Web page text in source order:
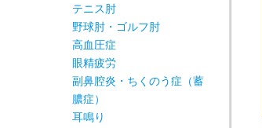
テニス肘
野球肘・ゴルフ肘
高血圧症
眼精疲労
副鼻腔炎・ちくのう症（蓄
膿症）
耳鳴り